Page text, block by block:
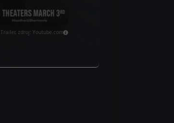
Trailer, zdroj: Youtube.com